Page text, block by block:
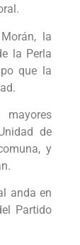
la
la Perla
que la
de
y
anda en
Partido